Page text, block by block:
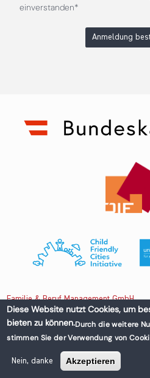
einverstanden*
Anmeldung
Familie & Beruf Management GmbH
Untere Donaustraße 13-15/3 1020 Wien,
+43 1 218 50 70
office@familieundberuf.at
Diese Website nutzt Cookies, um
bieten zu können.Durch die weitere
stimmen Sie der Verwendung von
Nein, danke Akzeptieren